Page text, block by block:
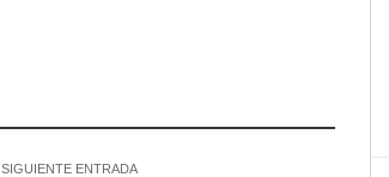
SIGUIENTE ENTRADA